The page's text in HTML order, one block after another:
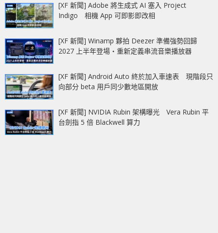
[XF 新聞] Adobe 將生成式 AI 塞入 Project
Indigo 相機 App 可即影即改相
[XF 新聞] Winamp 夥拍 Deezer 準備強勢回歸
2027 上半年登場‧重新定義串流音樂播放器
[XF 新聞] Android Auto 終於加入車速表 現階段只
向部分 beta 用戶同少數地區開放
[XF 新聞] NVIDIA Rubin 架構曝光 Vera Rubin 平
台劍指 5 倍 Blackwell 算力